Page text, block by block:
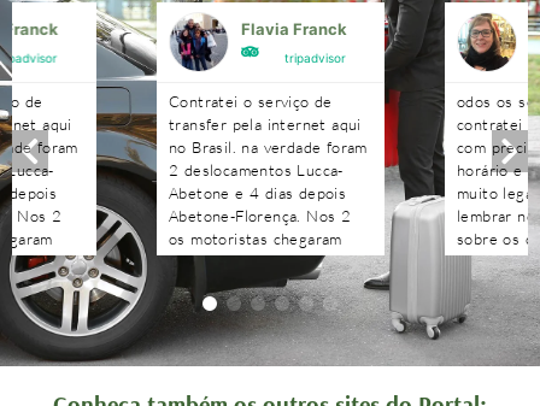
Franck
de
aqui
foram
Lucca-
depois
Nos 2
Flavia Franck
tripadvisor
Contratei o serviço de
transfer pela internet aqui
no Brasil. na verdade foram
2 deslocamentos Lucca-
Abetone e 4 dias depois
Abetone-Florença. Nos 2
os motoristas chegaram
antes do horário
combinado, nos aguardaram
e foram muito atenciosos.
Ótimo trabalho. Podem
contratar sem medo!!!!
odos os
contratei
com
horário e
muito
lembrar
sobre os
agendados
às
recebidas